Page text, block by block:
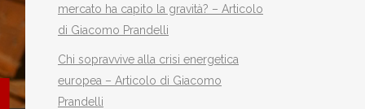
mercato ha capito la gravità? – Articolo
di Giacomo Prandelli
Chi sopravvive alla crisi energetica
europea – Articolo di Giacomo
Prandelli